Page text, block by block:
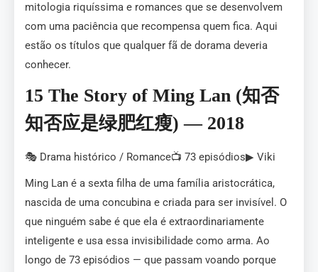
mitologia riquíssima e romances que se desenvolvem
com uma paciência que recompensa quem fica. Aqui
estão os títulos que qualquer fã de dorama deveria
conhecer.
15 The Story of Ming Lan (知否
知否应是绿肥红瘦) — 2018
🎭 Drama histórico / Romance📺 73 episódios▶ Viki
Ming Lan é a sexta filha de uma família aristocrática,
nascida de uma concubina e criada para ser invisível. O
que ninguém sabe é que ela é extraordinariamente
inteligente e usa essa invisibilidade como arma. Ao
longo de 73 episódios — que passam voando porque